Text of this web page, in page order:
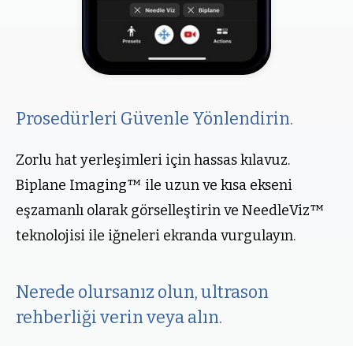
Prosedürleri Güvenle Yönlendirin.
Zorlu hat yerleşimleri için hassas kılavuz.
Biplane Imaging™ ile uzun ve kısa ekseni
eşzamanlı olarak görselleştirin ve NeedleViz™
teknolojisi ile iğneleri ekranda vurgulayın.
Nerede olursanız olun, ultrason
rehberliği verin veya alın.